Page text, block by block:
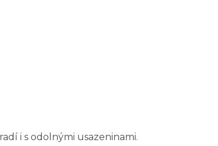
i s odolnými usazeninami.